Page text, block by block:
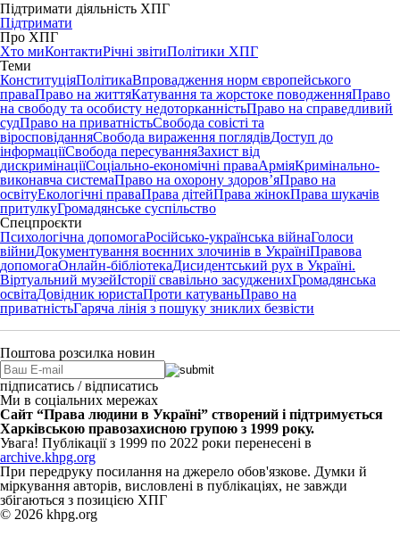
Підтримати діяльність ХПГ
Підтримати
Про ХПГ
Хто миКонтактиРічні звітиПолітики ХПГ
Теми
КонституціяПолітикаВпровадження норм європейського
праваПраво на життяКатування та жорстоке поводженняПраво
на свободу та особисту недоторканністьПраво на справедливий
судПраво на приватністьСвобода совісті та
віросповіданняСвобода вираження поглядівДоступ до
інформаціїСвобода пересуванняЗахист від
дискримінаціїСоціально-економічні праваАрміяКримінально-
виконавча системаПраво на охорону здоров’яПраво на
освітуЕкологічні праваПрава дітейПрава жінокПрава шукачів
притулкуГромадянське суспільство
Спецпроєкти
Психологічна допомогаРосійсько-українська війнаГолоси
війниДокументування воєнних злочинів в УкраїніПравова
допомогаОнлайн-бібліотекаДисидентський рух в Україні.
Віртуальний музейІсторії свавільно засудженихГромадянська
освітаДовідник юристаПроти катуваньПраво на
приватністьГаряча лінія з пошуку зниклих безвісти
Поштова розсилка новин
підписатись / відписатись
Ми в соціальних мережах
Сайт “Права людини в Україні” створений і підтримується
Харківською правозахисною групою з 1999 року.
Увага! Публікації з 1999 по 2022 роки перенесені в
archive.khpg.org
При передруку посилання на джерело обов'язкове. Думки й
міркування авторів, висловлені в публікаціях, не завжди
збігаються з позицією ХПГ
© 2026 khpg.org